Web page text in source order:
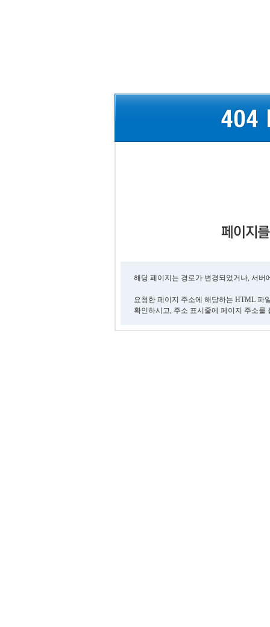
해당 페이지는 경로가 변경되었거나, 서
요청한 페이지 주소에 해당하는 HTML 파
확인하시고, 주소 표시줄에 페이지 주소